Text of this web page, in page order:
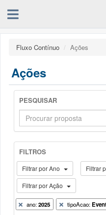
Fluxo Contínuo Ações
Ações
PESQUISAR
FILTROS
Filtrar por Ano Filtrar
Filtrar por Ação
ano:2025 tipoAcao: